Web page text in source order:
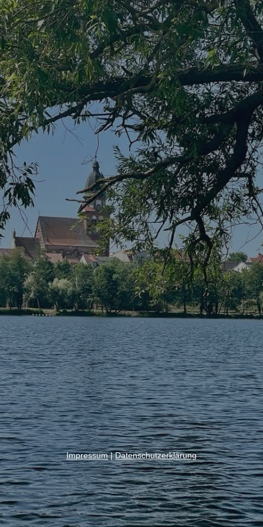
Impressum|Datenschutzerklärung